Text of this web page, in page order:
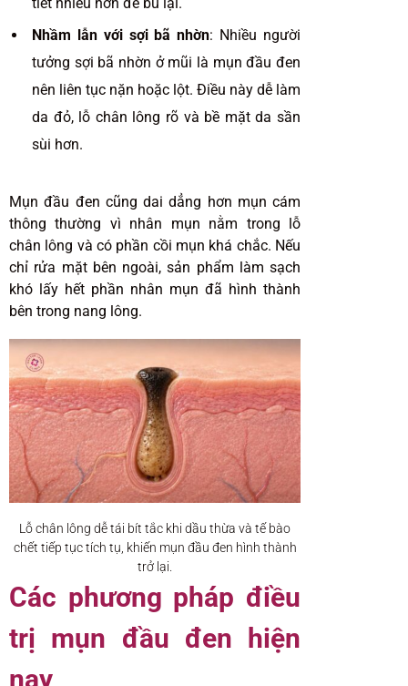
Nhầm lẫn với sợi bã nhờn: Nhiều người
tưởng sợi bã nhờn ở mũi là mụn đầu đen
nên liên tục nặn hoặc lột. Điều này dễ làm
da đỏ, lỗ chân lông rõ và bề mặt da sần
sùi hơn.
Mụn đầu đen cũng dai dẳng hơn mụn cám
thông thường vì nhân mụn nằm trong lỗ
chân lông và có phần cồi mụn khá chắc. Nếu
chỉ rửa mặt bên ngoài, sản phẩm làm sạch
khó lấy hết phần nhân mụn đã hình thành
bên trong nang lông.
Lỗ chân lông dễ tái bít tắc khi dầu thừa và tế bào
chết tiếp tục tích tụ, khiến mụn đầu đen hình thành
trở lại.
Các phương pháp điều
trị mụn đầu đen hiện
nay